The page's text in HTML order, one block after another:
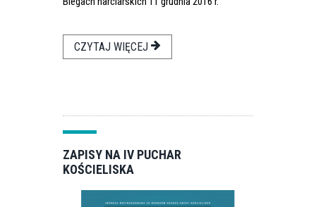
CZYTAJ WIĘCEJ
ZAPISY NA IV PUCHAR
KOŚCIELISKA